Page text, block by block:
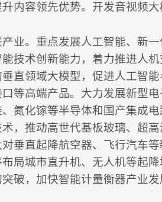
内容领先优势。开发音视频
产业。重点发展人工智能、新
技术创新能力，着力推进人
直领域大模型，促进人工智
等高端产品。大力发展新型
氮化镓等半导体和国产集成
，推动高世代基板玻璃、超
垂直起降航空器、飞行汽车
局城市直升机、无人机等起
破，加快智能计量衡器产业发